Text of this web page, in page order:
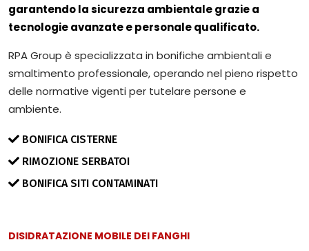
garantendo la sicurezza ambientale grazie a
tecnologie avanzate e personale qualificato.
RPA Group è specializzata in bonifiche ambientali e
smaltimento professionale, operando nel pieno rispetto
delle normative vigenti per tutelare persone e
ambiente.
BONIFICA CISTERNE
RIMOZIONE SERBATOI
BONIFICA SITI CONTAMINATI
DISIDRATAZIONE MOBILE DEI FANGHI